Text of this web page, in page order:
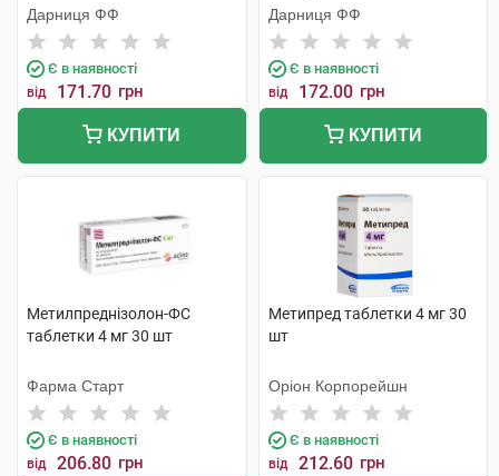
Дарниця ФФ
Є в наявності
від 171.70 грн
КУПИТИ
Дарниця ФФ
Є в наявності
від 172.00 грн
КУПИТИ
Метилпреднізолон-ФС
таблетки 4 мг 30 шт
Фарма Старт
Є в наявності
від 206.80 грн
Метипред таблетки 4 мг 30
шт
Оріон Корпорейшн
Є в наявності
від 212.60 грн